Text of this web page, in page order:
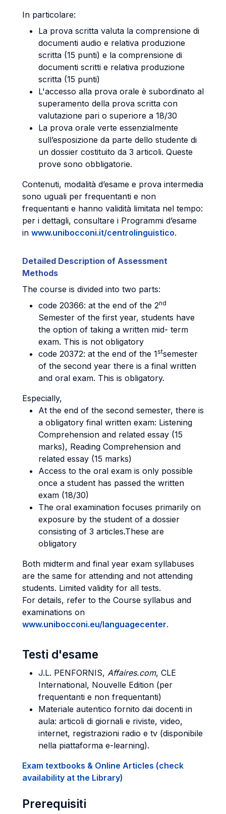
In particolare:
La prova scritta valuta la comprensione di
documenti audio e relativa produzione
scritta (15 punti) e la comprensione di
documenti scritti e relativa produzione
scritta (15 punti)
L'accesso alla prova orale è subordinato al
superamento della prova scritta con
valutazione pari o superiore a 18/30
La prova orale verte essenzialmente
sull’esposizione da parte dello studente di
un dossier costituito da 3 articoli. Queste
prove sono obbligatorie.
Contenuti, modalità d’esame e prova intermedia
sono uguali per frequentanti e non
frequentanti e hanno validità limitata nel tempo:
per i dettagli, consultare i Programmi d’esame
in www.unibocconi.it/centrolinguistico.
Detailed Description of Assessment
Methods
The course is divided into two parts:
code 20366: at the end of the 2nd
Semester of the first year, students have
the option of taking a written mid- term
exam. This is not obligatory
code 20372: at the end of the 1stsemester
of the second year there is a final written
and oral exam. This is obligatory.
Especially,
At the end of the second semester, there is
a obligatory final written exam: Listening
Comprehension and related essay (15
marks), Reading Comprehension and
related essay (15 marks)
Access to the oral exam is only possible
once a student has passed the written
exam (18/30)
The oral examination focuses primarily on
exposure by the student of a dossier
consisting of 3 articles.These are
obligatory
Both midterm and final year exam syllabuses
are the same for attending and not attending
students. Limited validity for all tests.
For details, refer to the Course syllabus and
examinations on
www.unibocconi.eu/languagecenter.
Testi d'esame
J.L. PENFORNIS, Affaires.com, CLE
International, Nouvelle Edition (per
frequentanti e non frequentanti)
Materiale autentico fornito dai docenti in
aula: articoli di giornali e riviste, video,
internet, registrazioni radio e tv (disponibile
nella piattaforma e-learning).
Exam textbooks & Online Articles (check
availability at the Library)
Prerequisiti